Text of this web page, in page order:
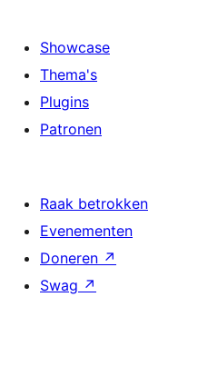
Showcase
Thema's
Plugins
Patronen
Raak betrokken
Evenementen
Doneren ↗
Swag ↗